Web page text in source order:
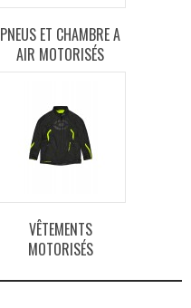
PNEUS ET CHAMBRE A
AIR MOTORISÉS
VÊTEMENTS
MOTORISÉS